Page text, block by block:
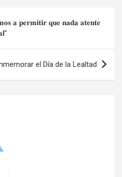
𝐚 𝐩𝐞𝐫𝐦𝐢𝐭𝐢𝐫 𝐪𝐮𝐞 𝐧𝐚𝐝𝐚 𝐚𝐭𝐞𝐧𝐭𝐞
el Día de la Lealtad